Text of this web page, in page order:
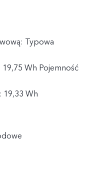
Typowa
Wh Pojemność
19,33 Wh